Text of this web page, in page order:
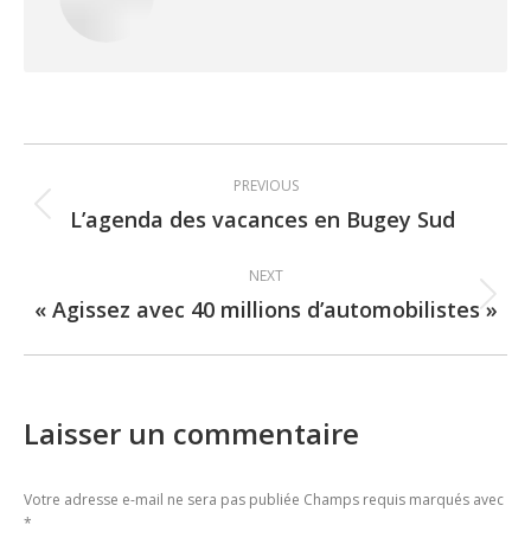
navigation
PREVIOUS
Previous
L’agenda des vacances en Bugey Sud
NEXT
Next
« Agissez avec 40 millions d’automobilistes »
Laisser un commentaire
Votre adresse e-mail ne sera pas publiée Champs requis marqués avec
*